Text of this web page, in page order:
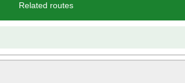
Related routes